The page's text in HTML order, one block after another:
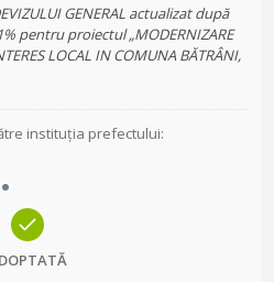
GENERAL actualizat după
pentru proiectul „MODERNIZARE
LOCAL IN COMUNA BĂTRÂNI,
instituția prefectului: